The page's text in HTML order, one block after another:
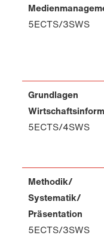
5ECTS/3SWS
Grundlagen
5ECTS/4SWS
Methodik/
Systematik/
Präsentation
5ECTS/3SWS